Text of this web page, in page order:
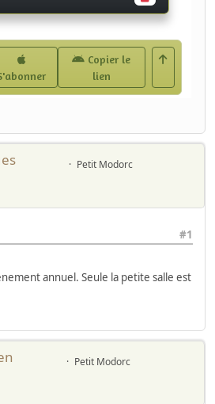
Petit Modorc
#1
annuel. Seule la petite salle est
Petit Modorc